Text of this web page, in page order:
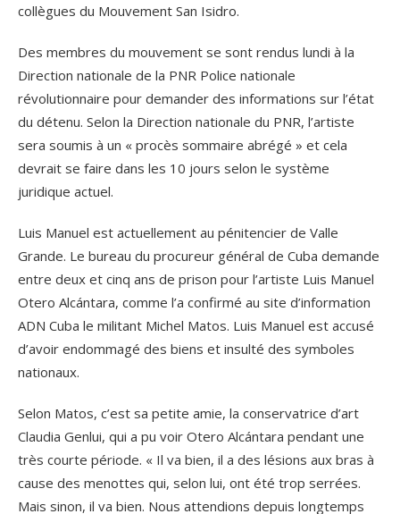
collègues du Mouvement San Isidro.
Des membres du mouvement se sont rendus lundi à la
Direction nationale de la PNR Police nationale
révolutionnaire pour demander des informations sur l’état
du détenu. Selon la Direction nationale du PNR, l’artiste
sera soumis à un « procès sommaire abrégé » et cela
devrait se faire dans les 10 jours selon le système
juridique actuel.
Luis Manuel est actuellement au pénitencier de Valle
Grande. Le bureau du procureur général de Cuba demande
entre deux et cinq ans de prison pour l’artiste Luis Manuel
Otero Alcántara, comme l’a confirmé au site d’information
ADN Cuba le militant Michel Matos. Luis Manuel est accusé
d’avoir endommagé des biens et insulté des symboles
nationaux.
Selon Matos, c’est sa petite amie, la conservatrice d’art
Claudia Genlui, qui a pu voir Otero Alcántara pendant une
très courte période. « Il va bien, il a des lésions aux bras à
cause des menottes qui, selon lui, ont été trop serrées.
Mais sinon, il va bien. Nous attendions depuis longtemps